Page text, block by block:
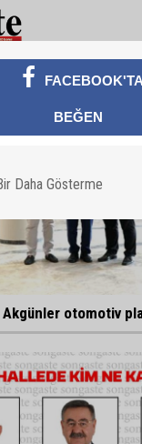
otomotiv
FACEBOOK'TA
BEĞEN
Daha Gösterme